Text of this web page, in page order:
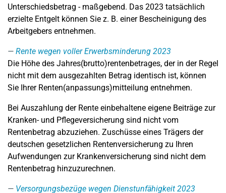
Unterschiedsbetrag - maßgebend. Das 2023 tatsächlich
erzielte Entgelt können Sie z. B. einer Bescheinigung des
Arbeitgebers entnehmen.
Rente wegen voller Erwerbsminderung 2023
Die Höhe des Jahres(brutto)rentenbetrages, der in der Regel
nicht mit dem ausgezahlten Betrag identisch ist, können
Sie Ihrer Renten(anpassungs)mitteilung entnehmen.
Bei Auszahlung der Rente einbehaltene eigene Beiträge zur
Kranken- und Pflegeversicherung sind nicht vom
Rentenbetrag abzuziehen. Zuschüsse eines Trägers der
deutschen gesetzlichen Rentenversicherung zu Ihren
Aufwendungen zur Krankenversicherung sind nicht dem
Rentenbetrag hinzuzurechnen.
Versorgungsbezüge wegen Dienstunfähigkeit 2023